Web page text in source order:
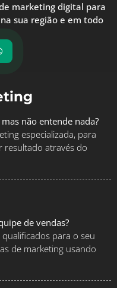
marketing digital para
sua região e em todo
não entende nada?
especializada, para
resultado através do
de vendas?
para o seu
de marketing usando